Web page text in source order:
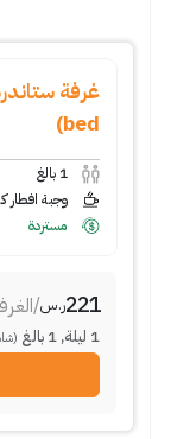
bed)
1 بالغ
وجبة افطار
مستردة
221ر.س/
1 ليلة,
1 بالغ